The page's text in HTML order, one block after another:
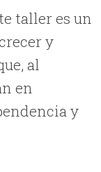
taller es un
y
al
en
y